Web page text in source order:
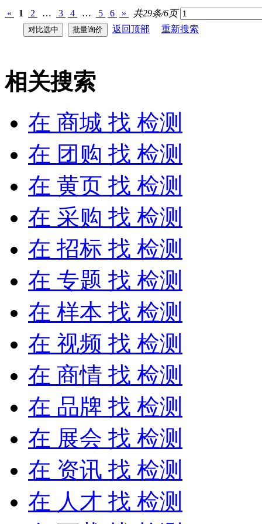
« 1 2 … 3 4 … 5 6 »
共29条/6页
返回顶部
重新搜索
相关搜索
在 商城 找 检测
在 团购 找 检测
在 黄页 找 检测
在 采购 找 检测
在 招标 找 检测
在 专题 找 检测
在 样本 找 检测
在 视频 找 检测
在 商情 找 检测
在 品牌 找 检测
在 展会 找 检测
在 资讯 找 检测
在 人才 找 检测